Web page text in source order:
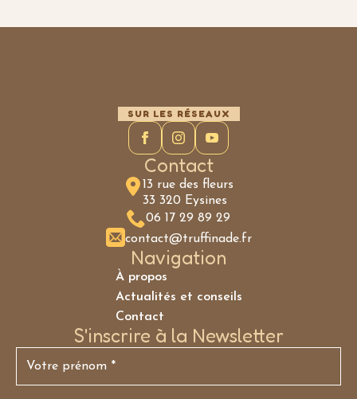
SUR LES RÉSEAUX
Contact
13 rue des fleurs
33 320 Eysines
06 17 29 89 29
contact@truffinade.fr
Navigation
À propos
Actualités et conseils
Contact
S'inscrire à la Newsletter